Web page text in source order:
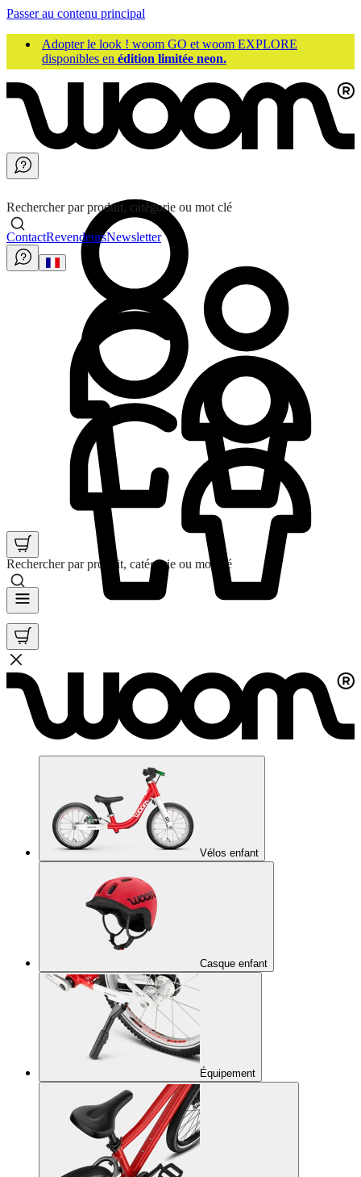
Passer au contenu principal
Adopter le look ! woom GO et woom EXPLORE
disponibles en édition limitée neon.
Rechercher par produit, catégorie ou mot clé
Rechercher par produit, catégorie ou mot clé
ContactRevendeursNewsletter
Vélos enfant
Casque enfant
Équipement